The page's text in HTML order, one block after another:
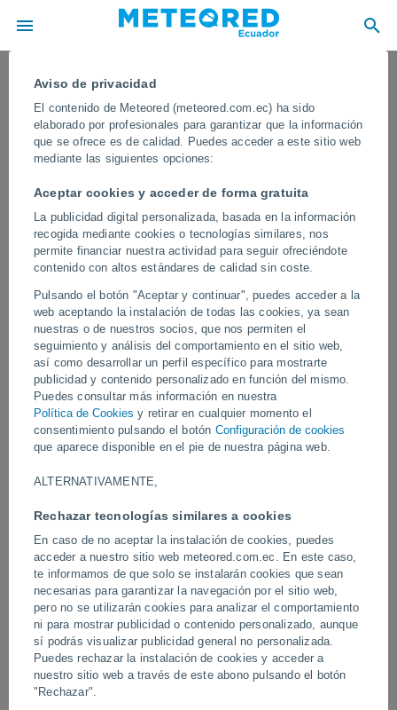
Aviso de privacidad
El contenido de Meteored (meteored.com.ec) ha sido
elaborado por profesionales para garantizar que la información
que se ofrece es de calidad. Puedes acceder a este sitio web
mediante las siguientes opciones:
Aceptar cookies y acceder de forma gratuita
La publicidad digital personalizada, basada en la información
recogida mediante cookies o tecnologías similares, nos
permite financiar nuestra actividad para seguir ofreciéndote
contenido con altos estándares de calidad sin coste.
Pulsando el botón "Aceptar y continuar", puedes acceder a la
web aceptando la instalación de todas las cookies, ya sean
nuestras o de nuestros socios, que nos permiten el
seguimiento y análisis del comportamiento en el sitio web,
así como desarrollar un perfil específico para mostrarte
publicidad y contenido personalizado en función del mismo.
Puedes consultar más información en nuestra
Política de Cookies y retirar en cualquier momento el
consentimiento pulsando el botón Configuración de cookies
que aparece disponible en el pie de nuestra página web.
ALTERNATIVAMENTE,
Rechazar tecnologías similares a cookies
En caso de no aceptar la instalación de cookies, puedes
acceder a nuestro sitio web meteored.com.ec. En este caso,
te informamos de que solo se instalarán cookies que sean
necesarias para garantizar la navegación por el sitio web,
pero no se utilizarán cookies para analizar el comportamiento
ni para mostrar publicidad o contenido personalizado, aunque
sí podrás visualizar publicidad general no personalizada.
Puedes rechazar la instalación de cookies y acceder a
nuestro sitio web a través de este abono pulsando el botón
"Rechazar".
Grandes bloques de nieve caen del
techo en Minamiaizu, Japón
El hecho ocurrió en el Gimnasio Nango durante las nevadas
récord de febrero de 2026, cuando la nieve acumulada se
desplomó repentinamente desde el techo. Las autoridades locales
advirtieron no acercarse a los edificios por el riesgo de nuevos
desprendimientos.
Vídeos
Tornados y lluvias torrenciales en
Pelotas, Brasil.
Un rayo impactó en un